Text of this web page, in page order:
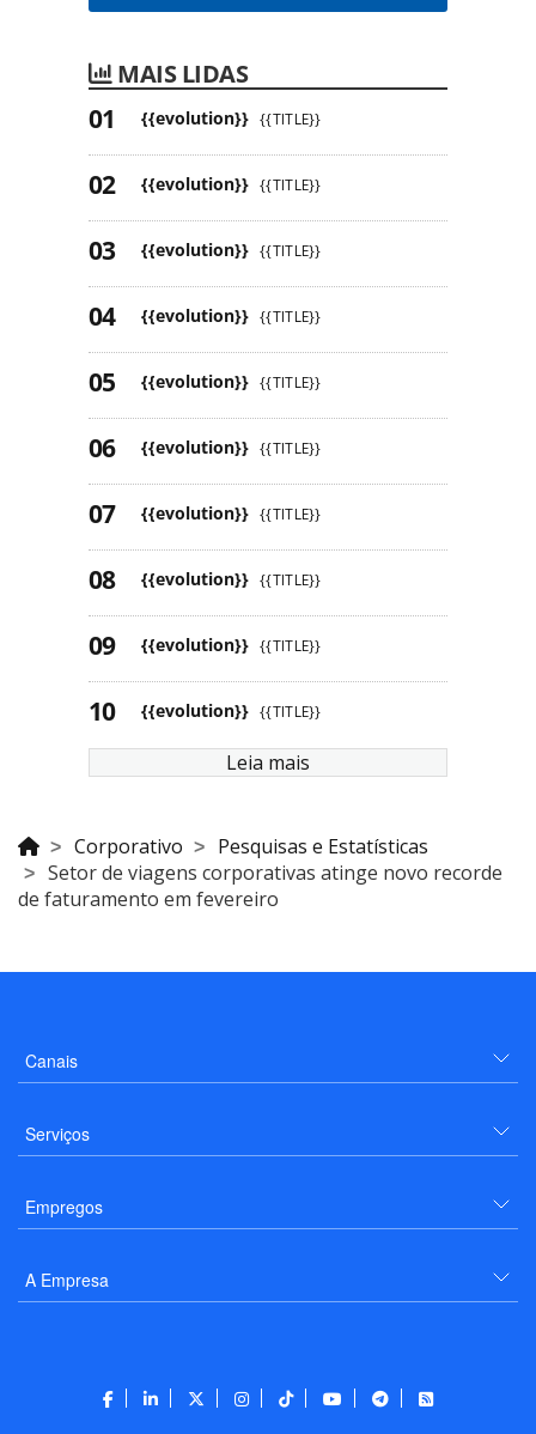
MAIS LIDAS
{{evolution}} {{TITLE}}
{{evolution}} {{TITLE}}
{{evolution}} {{TITLE}}
{{evolution}} {{TITLE}}
{{evolution}} {{TITLE}}
{{evolution}} {{TITLE}}
{{evolution}} {{TITLE}}
{{evolution}} {{TITLE}}
{{evolution}} {{TITLE}}
{{evolution}} {{TITLE}}
Leia mais
Corporativo
Pesquisas e Estatísticas
Setor de viagens corporativas atinge novo recorde
de faturamento em fevereiro
Canais
Serviços
Empregos
A Empresa